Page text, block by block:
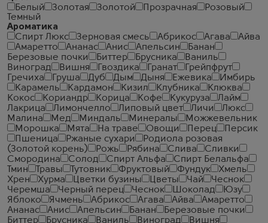
Белый
Золотая Золотой Прозрачная
Розовый
Темный
Ароматика
Спирт Люкс
Зерновая смесь Абрикос Агава
Айва
Амаретто
Ананас Анис Апельсин
Банан
Березовые почки
Биттер Брусника
Ваниль
Виноград
Вишня Гвоздика Гранат
Грейпфрут
Гречиха
Груша Дуб Дым Дыня Ежевика
Имбирь
Карамель
Кардамон Кизил Клубника
Клюква
Кокос
Кориандр Корица Кофе Кукуруза
Лайм
Лакрица
Лимончелло Липовый цвет Личи
Люкс
Малина
Мед Миндаль Минералы
Можжевельник
Морошка
Мята На траве Овощи Перец
Персик
Пшеница
Ржаные сухари
Родиола розовая
(Золотой корень)
Рожь Рябина Слива
Сливки
Смородина
Солод Спирт Альфа
Спирт Белальфа
Тмин
Травы Тутовник Фруктовый Фундук
Хмель
Хрен
Хурма Цветки бузины Цветы Чай
Чеcнок
Черемша
Черный перец Чеснок Шоколад
Юзу
Яблоко
Ячмень Абрикос Агава Айва
Амаретто
Ананас
Анис Апельсин Банан
Березовые почки
Биттер
Брусника Ваниль Виноград
Вишня